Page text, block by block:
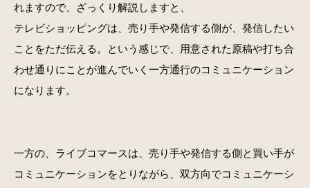
れますので、ざっくり解説しますと、
テレビショッピングは、売り手や発信する側が、発信したい
ことをただ伝える。という感じで、用意された原稿や打ち合
わせ通りにことが進んでいく一方通行のコミュニケーション
になります。
一方の、ライブコマースは、売り手や発信する側と買い手が
コミュニケーションをとりながら、双方向でコミュニケーシ